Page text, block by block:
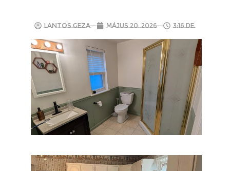
Lantos Geza május 20, 2026 3:16 de.